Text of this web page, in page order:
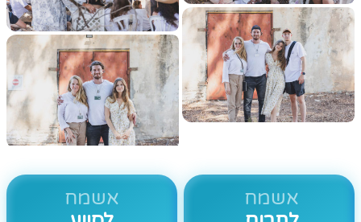
אשמח
אשמח